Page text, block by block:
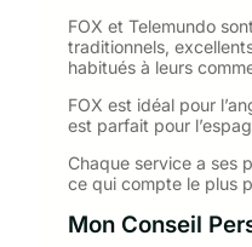
FOX et Telemundo
traditionnels,
habitués à leurs
FOX est idéal pour
est parfait pour
Chaque service a ses
ce qui compte le plus
Mon Conseil